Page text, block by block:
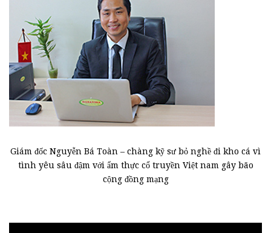
Giám đốc Nguyễn Bá Toàn – chàng kỹ sư bỏ nghề đi kho cá vì
tình yêu sâu đậm với ẩm thực cổ truyền Việt nam gây bão
cộng đồng mạng